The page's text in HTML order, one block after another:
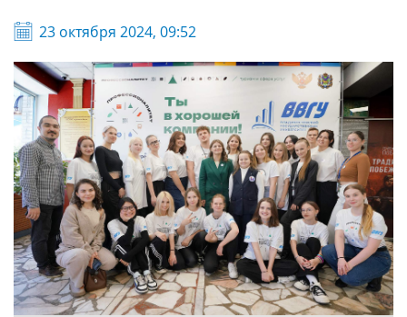
23 октября 2024, 09:52